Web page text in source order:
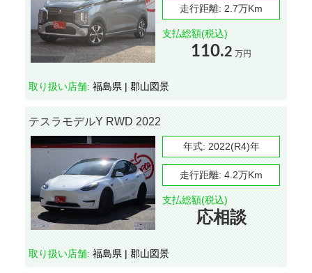
走行距離: 2.7万Km
支払総額(税込)
110.2 万円
取り扱い店舗: 福島県 | 郡山図景
テスラモデルY RWD 2022
年式: 2022(R4)年
走行距離: 4.2万Km
支払総額(税込)
応相談
取り扱い店舗: 福島県 | 郡山図景